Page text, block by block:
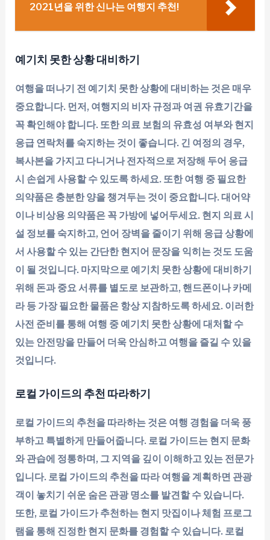
2021년을 위한 신나는 여행지 추천!
예기치 못한 상황 대비하기
여행을 떠나기 전 예기치 못한 상황에 대비하는 것은 매우
중요합니다. 먼저, 여행지의 비자 규정과 여권 유효기간을
꼭 확인해야 합니다. 또한 의료 보험의 유효성 여부와 현지
응급 연락처를 숙지하는 것이 좋습니다. 긴 여정의 경우,
복사본을 가지고 다니거나 전자적으로 저장해 두어 응급
시 손쉽게 사용할 수 있도록 하세요. 또한 여행 중 필요한
의약품은 충분한 양을 챙겨두는 것이 중요합니다. 대어약
이나 비상용 의약품은 꼭 가방에 넣어두세요. 현지 의료 시
설 정보를 숙지하고, 언어 장벽을 줄이기 위해 응급 상황에
서 사용할 수 있는 간단한 현지어 문장을 익히는 것도 도움
이 될 것입니다. 마지막으로 예기치 못한 상황에 대비하기
위해 돈과 중요 서류를 별도로 보관하고, 핸드폰이나 카메
라 등 가장 필요한 물품은 항상 지참하도록 하세요. 이러한
사전 준비를 통해 여행 중 예기치 못한 상황에 대처할 수
있는 안전망을 만들어 더욱 안심하고 여행을 즐길 수 있을
것입니다.
로컬 가이드의 추천 따라하기
로컬 가이드의 추천을 따라하는 것은 여행 경험을 더욱 풍
부하고 특별하게 만들어줍니다. 로컬 가이드는 현지 문화
와 관습에 정통하며, 그 지역을 깊이 이해하고 있는 전문가
입니다. 로컬 가이드의 추천을 따라 여행을 계획하면 관광
객이 놓치기 쉬운 숨은 관광 명소를 발견할 수 있습니다.
또한, 로컬 가이드가 추천하는 현지 맛집이나 체험 프로그
램을 통해 진정한 현지 문화를 경험할 수 있습니다. 로컬